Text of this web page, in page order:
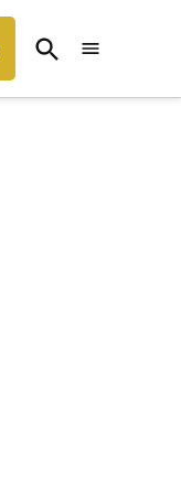
Open
Search